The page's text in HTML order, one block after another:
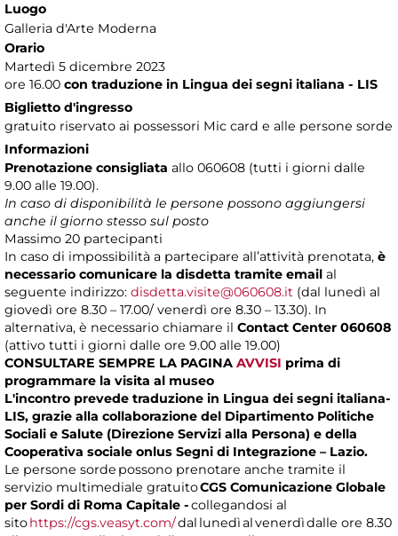
Luogo
Galleria d'Arte Moderna
Orario
Martedì 5 dicembre 2023
ore 16.00 con traduzione in Lingua dei segni italiana - LIS
Biglietto d'ingresso
gratuito riservato ai possessori Mic card e alle persone sorde
Informazioni
Prenotazione consigliata allo 060608 (tutti i giorni dalle
9.00 alle 19.00).
In caso di disponibilità le persone possono aggiungersi
anche il giorno stesso sul posto
Massimo 20 partecipanti
In caso di impossibilità a partecipare all’attività prenotata, è
necessario comunicare la disdetta tramite email al
seguente indirizzo: disdetta.visite@060608.it (dal lunedì al
giovedì ore 8.30 – 17.00/ venerdì ore 8.30 – 13.30). In
alternativa, è necessario chiamare il Contact Center 060608
(attivo tutti i giorni dalle ore 9.00 alle 19.00)
CONSULTARE SEMPRE LA PAGINA AVVISI prima di
programmare la visita al museo
L'incontro prevede traduzione in Lingua dei segni italiana-
LIS, grazie alla collaborazione del Dipartimento Politiche
Sociali e Salute (Direzione Servizi alla Persona) e della
Cooperativa sociale onlus Segni di Integrazione – Lazio.
Le persone sorde possono prenotare anche tramite il
servizio multimediale gratuitoCGS Comunicazione Globale
per Sordi di Roma Capitale -collegandosi al
sitohttps://cgs.veasyt.com/dal lunedì al venerdì dalle ore 8.30